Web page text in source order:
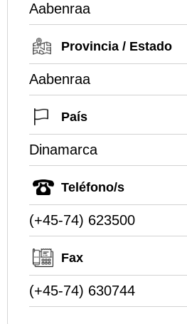
Aabenraa
Provincia / Estado
Aabenraa
País
Dinamarca
Teléfono/s
(+45-74) 623500
Fax
(+45-74) 630744